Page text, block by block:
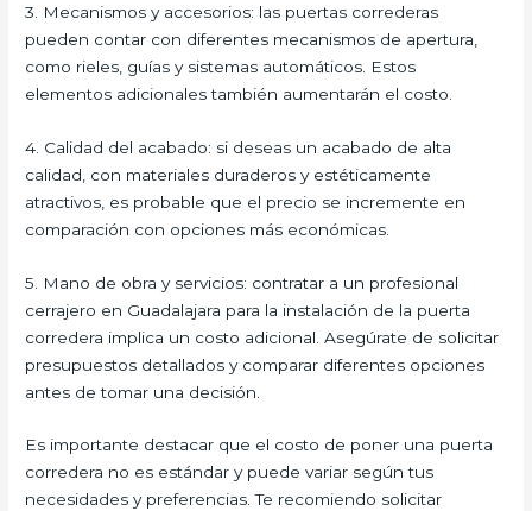
3. Mecanismos y accesorios: las puertas correderas
pueden contar con diferentes mecanismos de apertura,
como rieles, guías y sistemas automáticos. Estos
elementos adicionales también aumentarán el costo.
4. Calidad del acabado: si deseas un acabado de alta
calidad, con materiales duraderos y estéticamente
atractivos, es probable que el precio se incremente en
comparación con opciones más económicas.
5. Mano de obra y servicios: contratar a un profesional
cerrajero en Guadalajara para la instalación de la puerta
corredera implica un costo adicional. Asegúrate de solicitar
presupuestos detallados y comparar diferentes opciones
antes de tomar una decisión.
Es importante destacar que el costo de poner una puerta
corredera no es estándar y puede variar según tus
necesidades y preferencias. Te recomiendo solicitar